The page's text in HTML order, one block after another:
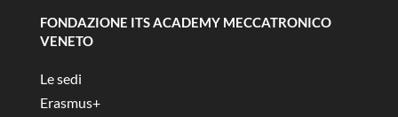
FONDAZIONE ITS ACADEMY MECCATRONICO
VENETO
Le sedi
Erasmus+